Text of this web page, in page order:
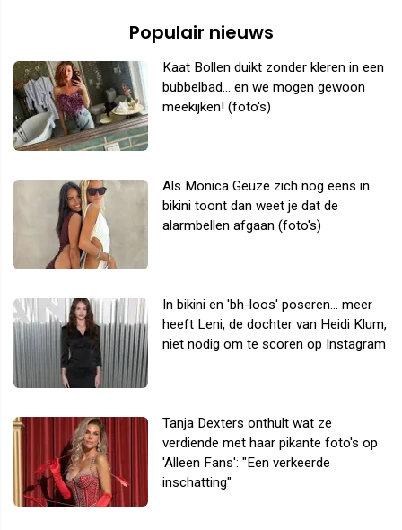
Populair nieuws
Kaat Bollen duikt zonder kleren in een
bubbelbad... en we mogen gewoon
meekijken! (foto's)
Als Monica Geuze zich nog eens in
bikini toont dan weet je dat de
alarmbellen afgaan (foto's)
In bikini en 'bh-loos' poseren... meer
heeft Leni, de dochter van Heidi Klum,
niet nodig om te scoren op Instagram
Tanja Dexters onthult wat ze
verdiende met haar pikante foto's op
'Alleen Fans': "Een verkeerde
inschatting"